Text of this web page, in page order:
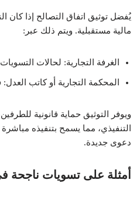
يُفضل توثيق اتفاق التصالح إذا كان
مالية مستقبلية. ويتم ذلك عبر:
الغرفة التجارية: لحالات
المحكمة التجارية أو كاتب
ويوفر التوثيق حماية قانونية
التنفيذي، مما يسمح بتنفيذه
دعوى جديدة.
أمثلة على تسويات ناجحة